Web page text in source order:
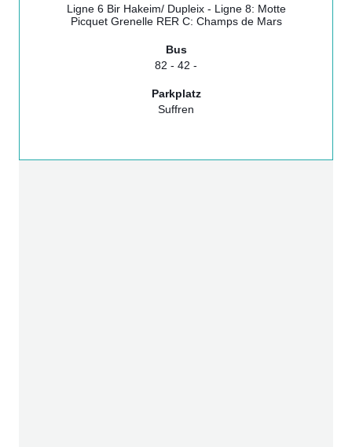
Ligne 6 Bir Hakeim/ Dupleix - Ligne 8: Motte
Picquet Grenelle RER C: Champs de Mars
Bus
82 - 42 -
Parkplatz
Suffren